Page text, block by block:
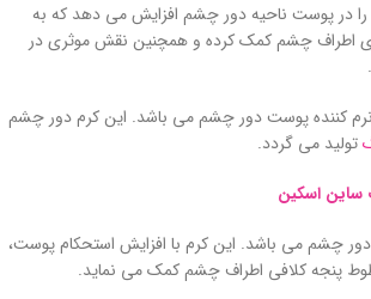
در پوست ناحیه دور چشم افزایش می دهد که به
اطراف چشم کمک کرده و همچنین نقش موثری در
کننده پوست دور چشم می باشد. این کرم دور چشم
تولید می گردد.
اسکین
چشم می باشد. این کرم با افزایش استحکام پوست،
پنجه کلافی اطراف چشم کمک می نماید.